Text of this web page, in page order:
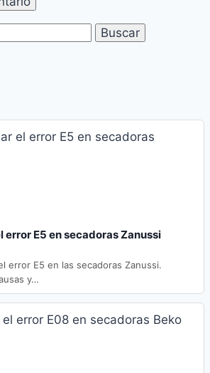
error E5 en secadoras Zanussi
error E5 en las secadoras Zanussi.
y…